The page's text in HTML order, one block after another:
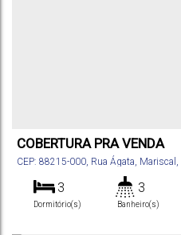
COBERTURA PRA VENDA
CEP: 88215-000, Rua Ágata, Mariscal ,
3
Dormitório(s)
3
Banheiro(s)